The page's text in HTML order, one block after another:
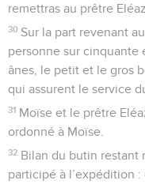
remettras au prêtre
30 Sur la part revenant
personne sur cinquante
ânes, le petit et le gros
qui assurent le service
31 Moïse et le prêtre
ordonné à Moïse.
32 Bilan du butin restant
participé à l’expédition